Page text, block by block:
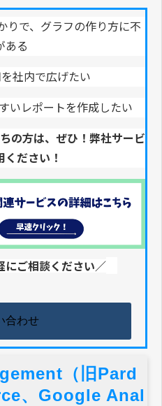
りで、グラフの作り方に不
ある
社内で広げたい
いレポートを作成したい
の方は、ぜひ！弊社サービ
ください！
ご相談ください／
合わせ
（旧Pard
、Google Anal